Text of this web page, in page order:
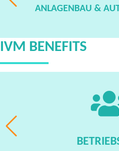
ANLAGENBAU &
IVM BENEFITS